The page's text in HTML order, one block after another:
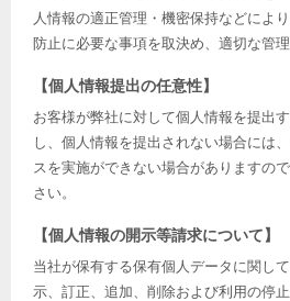
人情報の適正管理・機密保持などによ
防止に必要な事項を取決め、適切な管理
【個人情報提出の任意性】
お客様が弊社に対して個人情報を提出
し、個人情報を提出されない場合には
スを実施ができない場合がありますの
さい。
【個人情報の開示等請求について】
当社が保有する保有個人データに関し
示、訂正、追加、削除および利用の停